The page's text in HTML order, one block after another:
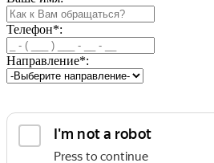
Телефон*:
Направление*: